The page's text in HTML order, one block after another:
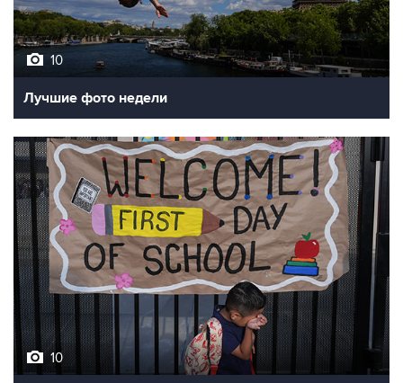
10
Лучшие фото недели
10
Фотохроника 7 августа